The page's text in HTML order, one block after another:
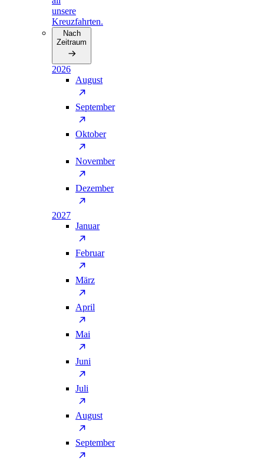
unsere
Kreuzfahrten.
Nach
Zeitraum
2026
August
September
Oktober
November
Dezember
2027
Januar
Februar
März
April
Mai
Juni
Juli
August
September